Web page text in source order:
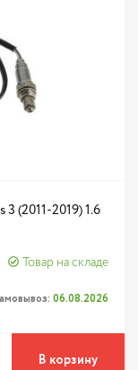
(2011-2019) 1.6
Товар на складе
06.08.2026
В корзину